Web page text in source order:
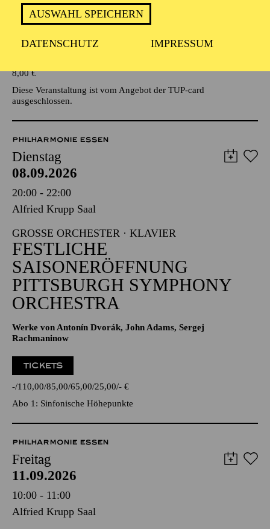
AUSWAHL SPEICHERN
DATENSCHUTZ IMPRESSUM
Veranstalter: Eine Kooperationsveranstaltung mit der Stadt
Essen
8,00€
Diese Veranstaltung ist vom Angebot der TUP-card
ausgeschlossen.
PHILHARMONIE ESSEN
Dienstag
08.09.2026
20:00 - 22:00
Alfried Krupp Saal
GROSSE ORCHESTER · KLAVIER
FESTLICHE
SAISONERÖFFNUNG
PITTSBURGH SYMPHONY
ORCHESTRA
Werke von Antonín Dvorák, John Adams, Sergej
Rachmaninow
TICKETS
- 110,00 85,00 65,00 25,00 - €
Abo 1: Sinfonische Höhepunkte
PHILHARMONIE ESSEN
Freitag
11.09.2026
10:00 - 11:00
Alfried Krupp Saal